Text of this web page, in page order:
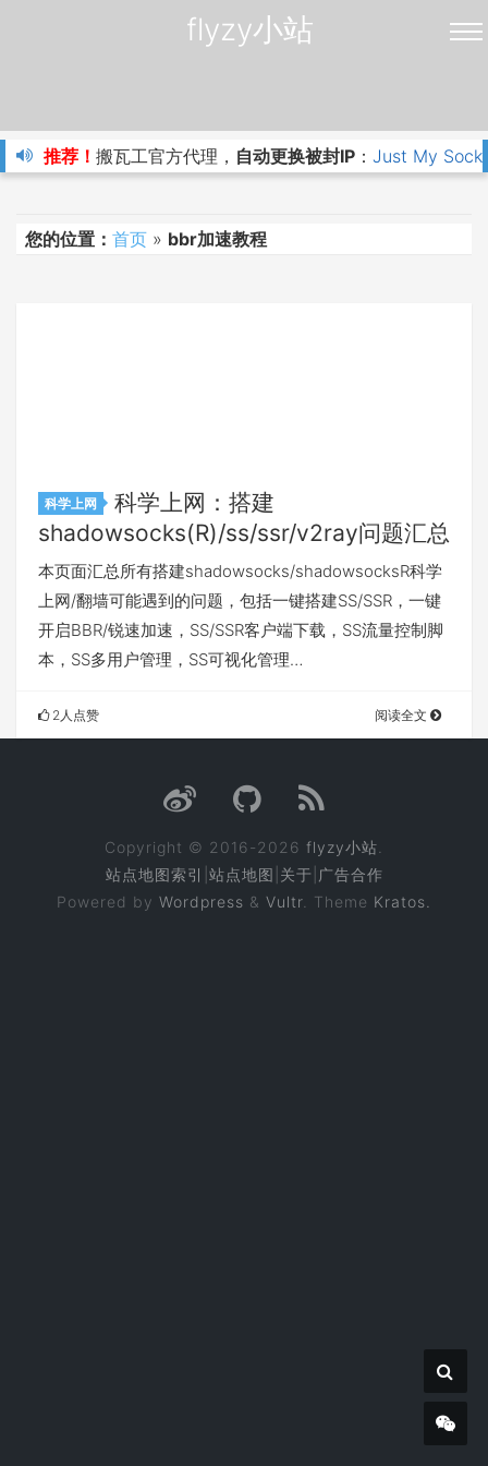
flyzy小站
推荐！ 搬瓦工官方代理， 自动更换被封IP ： Just My
您的位置： 首页 » bbr加速教程
科学上网
科学上网：搭建
shadowsocks(R)/ss/ssr/v2ray问题汇总
本页面汇总所有搭建shadowsocks/shadowsocksR科学
上网/翻墙可能遇到的问题，包括一键搭建SS/SSR，一键
开启BBR/锐速加速，SS/SSR客户端下载，SS流量控制脚
本，SS多用户管理，SS可视化管理…
2人点赞 阅读全文
Copyright © 2016-2026 flyzy小站
站点地图索引 站点地图 关于 广告合作
Powered by Wordpress & Vultr . Theme Kratos.